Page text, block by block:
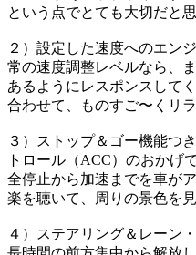
という点でとても大切だと思
２） 設定した速度へのエン
常の速度調整レベルなら、
あるようにレスポンスし
合わせて、ものすご〜くリ
３）ストップ＆ゴー機能つ
トロール（ACC）のおかげ
全停止から加速までを車
楽を聴いて、周りの景色を見
４）ステアリング＆レーン